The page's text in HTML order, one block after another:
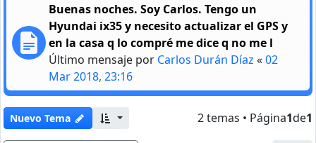
Buenas noches. Soy Carlos. Tengo un
Hyundai ix35 y necesito actualizar el GPS y
en la casa q lo compré me dice q no me l
Último mensaje por Carlos Durán Díaz «02
Mar 2018, 23:16
Nuevo Tema 2 temas • Página1de1